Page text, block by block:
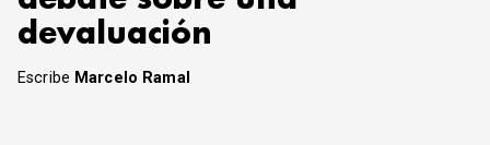
devaluación
Escribe Marcelo Ramal